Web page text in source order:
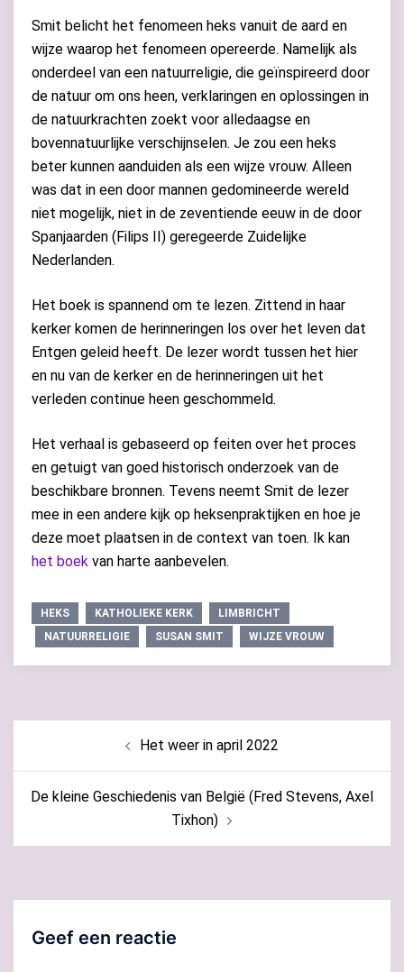
Smit belicht het fenomeen heks vanuit de aard en
wijze waarop het fenomeen opereerde. Namelijk als
onderdeel van een natuurreligie, die geïnspireerd door
de natuur om ons heen, verklaringen en oplossingen in
de natuurkrachten zoekt voor alledaagse en
bovennatuurlijke verschijnselen. Je zou een heks
beter kunnen aanduiden als een wijze vrouw. Alleen
was dat in een door mannen gedomineerde wereld
niet mogelijk, niet in de zeventiende eeuw in de door
Spanjaarden (Filips II) geregeerde Zuidelijke
Nederlanden.
Het boek is spannend om te lezen. Zittend in haar
kerker komen de herinneringen los over het leven dat
Entgen geleid heeft. De lezer wordt tussen het hier
en nu van de kerker en de herinneringen uit het
verleden continue heen geschommeld.
Het verhaal is gebaseerd op feiten over het proces
en getuigt van goed historisch onderzoek van de
beschikbare bronnen. Tevens neemt Smit de lezer
mee in een andere kijk op heksenpraktijken en hoe je
deze moet plaatsen in de context van toen. Ik kan
het boek van harte aanbevelen.
HEKS KATHOLIEKE KERK
LIMBRICHT
NATUURRELIGIE
SUSAN SMIT WIJZE VROUW
Het weer in april 2022
De kleine Geschiedenis van België (Fred Stevens, Axel
Tixhon)
Geef een reactie